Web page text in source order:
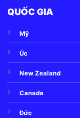
QUỐC GIA
Mỹ
Úc
New Zealand
Canada
Đức